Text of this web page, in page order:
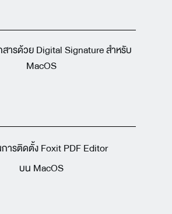
ารด้วย Digital Signature สำหรับ
MacOS
ารติดตั้ง Foxit PDF Editor
บน MacOS